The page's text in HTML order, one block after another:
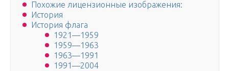
Похожие лицензионные изображения:
История
История флага
1921—1959
1959—1963
1963—1991
1991—2004